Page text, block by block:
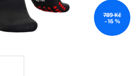
789 Kč
–16 %